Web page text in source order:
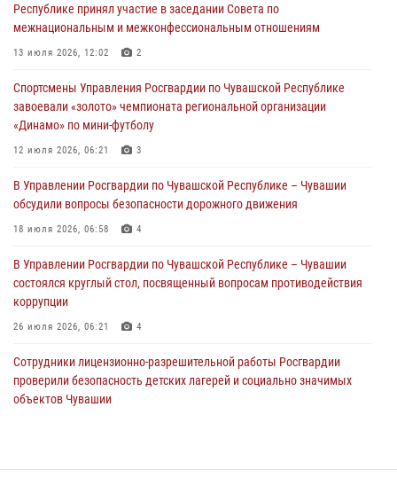
Директор Росгвардии Герой России генерал армии Виктор Золотов
поздравил специалистов подразделений тыла с профессиональным
01 августа 2026, 00:01
В Чебоксарах при участии спецназа Росгвардии изъята крупная
партия немаркированной никотиносодержащей продукции (видео)
Сотрудник вневедомственной охраны Росгвардии рассказал
корреспонденту Издательского дома «Хыпар» о службе в ВДВ
Республике принял участие в заседании Совета по
межнациональным и межконфессиональным отношениям
13 июля 2026, 12:02 2
Спортсмены Управления Росгвардии по Чувашской Республике
завоевали «золото» чемпионата региональной организации
«Динамо» по мини-футболу
12 июля 2026, 06:21 3
В Управлении Росгвардии по Чувашской Республике – Чувашии
обсудили вопросы безопасности дорожного движения
18 июля 2026, 06:58 4
В Управлении Росгвардии по Чувашской Республике – Чувашии
состоялся круглый стол, посвященный вопросам противодействия
коррупции
26 июля 2026, 06:21 4
Сотрудники лицензионно-разрешительной работы Росгвардии
проверили безопасность детских лагерей и социально значимых
объектов Чувашии